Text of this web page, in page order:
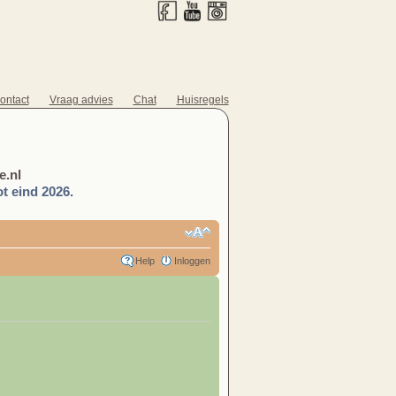
Vraag advies Chat Huisregels
eind 2026.
Help Inloggen